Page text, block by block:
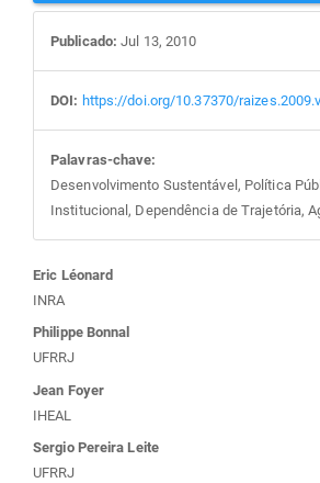
Publicado: Jul 13, 2010
DOI: https://doi.org/10.37370/
Palavras-chave:
Desenvolvimento Sustentável, Política
Institucional, Dependência de Trajetória,
Conteúdo
do
artigo
principal
Eric Léonard
INRA
Philippe Bonnal
UFRRJ
Jean Foyer
IHEAL
Sergio Pereira Leite
UFRRJ